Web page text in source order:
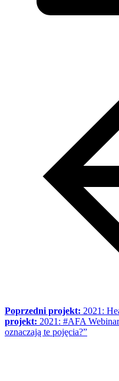
Poprzedni projekt: 2021:
projekt: 2021: #AFA
oznaczają te pojęcia?”